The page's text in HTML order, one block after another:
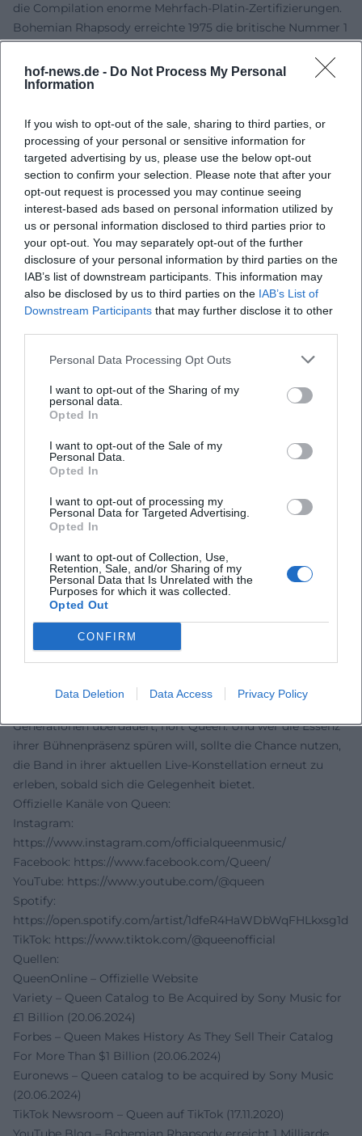
hof-news.de - Do Not Process My Personal
Information
If you wish to opt-out of the sale, sharing to third parties, or
processing of your personal or sensitive information for
targeted advertising by us, please use the below opt-out
section to confirm your selection. Please note that after your
opt-out request is processed you may continue seeing
interest-based ads based on personal information utilized by
us or personal information disclosed to third parties prior to
your opt-out. You may separately opt-out of the further
disclosure of your personal information by third parties on the
IAB’s list of downstream participants. This information may
also be disclosed by us to third parties on the IAB’s List of
Downstream Participants that may further disclose it to other
Personal Data Processing Opt Outs
I want to opt-out of the Sharing of my
personal data.
Opted In
I want to opt-out of the Sale of my
Personal Data.
Opted In
I want to opt-out of processing my
Personal Data for Targeted Advertising.
Opted In
I want to opt-out of Collection, Use,
Retention, Sale, and/or Sharing of my
Personal Data that Is Unrelated with the
Purposes for which it was collected.
Opted Out
CONFIRM
Data Deletion Data Access Privacy Policy
die Compilation enorme Mehrfach-Platin-Zertifizierungen.
Bohemian Rhapsody erreichte 1975 die britische Nummer 1
für neun Wochen und kehrte 1991 an die Spitze zurück; in
den USA kletterte der Titel nach Wayne’s World 1992 auf
Platz 2. Another One Bites the Dust bleibt weltweit Queens
Funk, Disco und Rock verband.
Produktion, Sounddesign und Technik
Queens Studiosound ist eine Schule der Klangarchitektur:
mehrstimmige Chorwände, Gitarrenorchestrierung mit
Brian Mays selbstgebauter „Red Special“, orchestrale
Dynamik und präzises Arrangement-Handwerk. Produzent
Roy Thomas Baker etablierte mit der Band Maßstäbe im
Overdub-Stacking – nicht als bloße Effekthascherei,
sondern als dramaturgisches Mittel. Ab den 80ern
integrierte Queen Synthesizer und Drum-
Programmierung, ohne den organischen Kern aus Gesang,
Gitarre, Bass und Schlagzeug zu verlieren. Diese
Produktionshandschrift, kombiniert mit prägnanten
Streaming-Plattformen und in Kinosälen.
Stimmen der Fans
Menschen weltweit. Auf Instagram schwärmt ein Fan:
„Diese Harmoniechöre geben mir jedes Mal Gänsehaut.“
„Niemand füllt eine Arena wie Queen – zeitlos.“ Auf
Facebook heißt es: „Seit Jahrzehnten Soundtrack meines
Lebens.“ Und auf TikTok liest man: „Bo Rhap in 15 Sekunden
– und trotzdem pure Magie.“
Fazit: Queen heute hören, morgen live erleben
Queen bleibt ein klingendes Synonym für musikalische
Kühnheit, große Gefühle und kollektiv erlebbare Energie.
Die Diskographie vereint Komposition, Arrangement und
Produktion auf höchstem Niveau – von den
operettenhaften Eskalationen bis zur bassgetriebenen
Generationen überdauert, hört Queen. Und wer die Essenz
ihrer Bühnenpräsenz spüren will, sollte die Chance nutzen,
die Band in ihrer aktuellen Live-Konstellation erneut zu
erleben, sobald sich die Gelegenheit bietet.
Offizielle Kanäle von Queen:
Instagram:
https://www.instagram.com/officialqueenmusic/
Facebook: https://www.facebook.com/Queen/
YouTube: https://www.youtube.com/@queen
Spotify:
https://open.spotify.com/artist/1dfeR4HaWDbWqFHLkxsg1d
TikTok: https://www.tiktok.com/@queenofficial
Quellen:
QueenOnline – Offizielle Website
Variety – Queen Catalog to Be Acquired by Sony Music for
£1 Billion (20.06.2024)
Forbes – Queen Makes History As They Sell Their Catalog
For More Than $1 Billion (20.06.2024)
Euronews – Queen catalog to be acquired by Sony Music
(20.06.2024)
TikTok Newsroom – Queen auf TikTok (17.11.2020)